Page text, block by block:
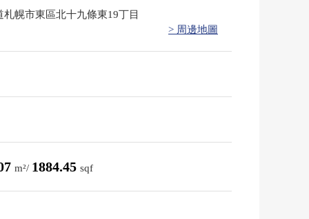
札幌市東區北十九條東19丁目
> 周邊地圖
m²/ 1884.45 sqf